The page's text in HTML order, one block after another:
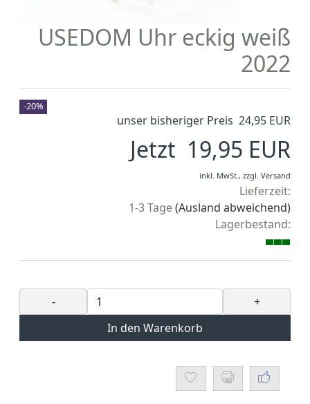
USEDOM Uhr eckig weiß
2022
unser bisheriger Preis 24,95 EUR
Jetzt 19,95 EUR
-20%
inkl. MwSt., zzgl. Versand
Lieferzeit:
1-3 Tage(Ausland abweichend)
Lagerbestand:
-
+
In den Warenkorb